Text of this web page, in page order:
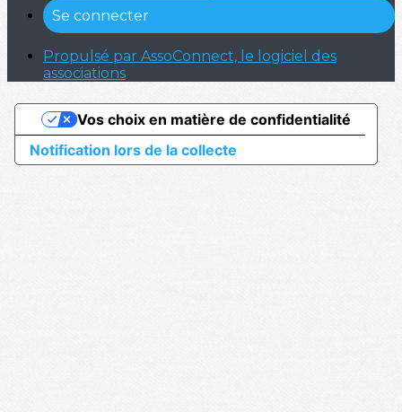
Se connecter
Propulsé par AssoConnect, le logiciel des
associations
Notification lors de la collecte
Vos choix en matière de confidentialité